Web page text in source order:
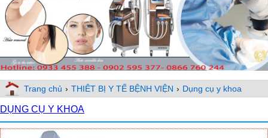
Trang chủ › THIÊT BỊ Y TẾ BỆNH VIỆN › Dụng cụ y khoa
DỤNG CỤ Y KHOA